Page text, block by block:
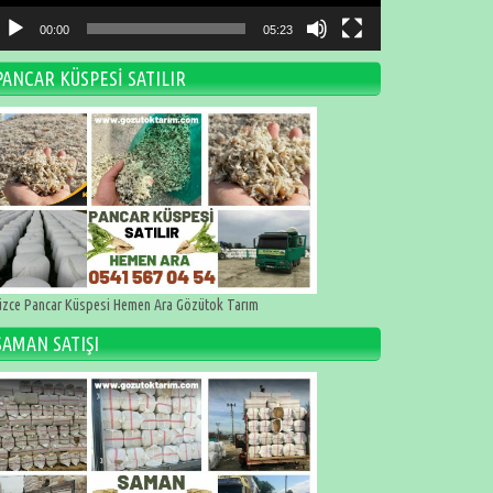
00:00 05:23
KÜSPESİ SATILIR
Pancar Küspesi Hemen Ara Gözütok Tarım
SATIŞI